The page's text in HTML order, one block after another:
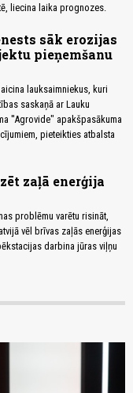
liecina laika prognozes.
sāk erozijas
pieņemšanu
lauksaimniekus, kuri
saskaņā ar Lauku
''Agrovide" apakšpasākuma
pieteikties atbalsta
zaļā enerģija
problēmu varētu risināt,
vēl brīvas zaļās enerģijas
darbina jūras viļņu